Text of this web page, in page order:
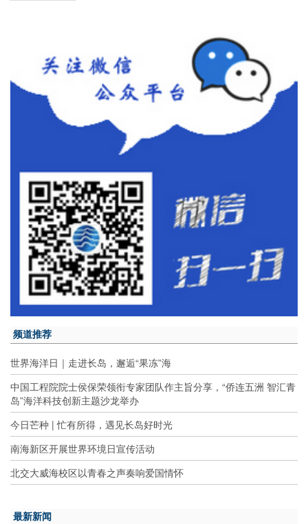
频道推荐
世界海洋日｜走进长岛，邂逅“果冻”海
中国工程院院士侯保荣领衔专家团队作主旨分享，“侨连五洲 智汇青
岛”海洋科技创新主题沙龙举办
今日芒种 | 忙有所得，遇见长岛好时光
南海新区开展世界环境日宣传活动
北交大威海校区以青春之声奏响爱国情怀
最新新闻